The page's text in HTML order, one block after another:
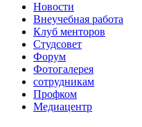
Новости
Внеучебная работа
Клуб менторов
Студсовет
Форум
Фотогалерея
сотрудникам
Профком
Медиацентр